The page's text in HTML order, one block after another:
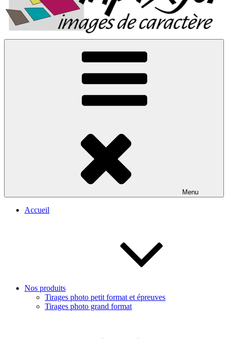
Menu
Accueil
Nos produits
Tirages photo petit format et épreuves
Tirages photo grand format